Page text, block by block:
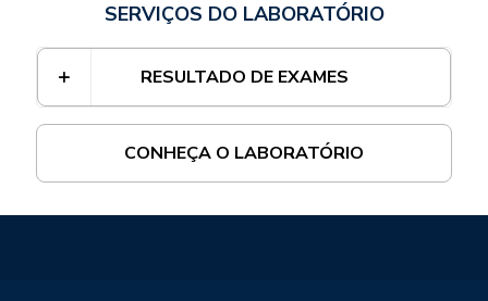
SERVIÇOS DO LABORATÓRIO
RESULTADO DE EXAMES
CONHEÇA O LABORATÓRIO